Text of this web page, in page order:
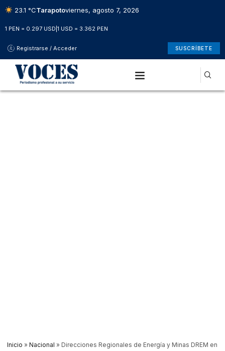
23.1 °CTarapotoviernes, agosto 7, 2026
1 PEN = 0.297 USD 1 USD = 3.362 PEN
Registrarse / Acceder SUSCRÍBETE
Inicio » Nacional » Direcciones Regionales de Energía y Minas DREM en